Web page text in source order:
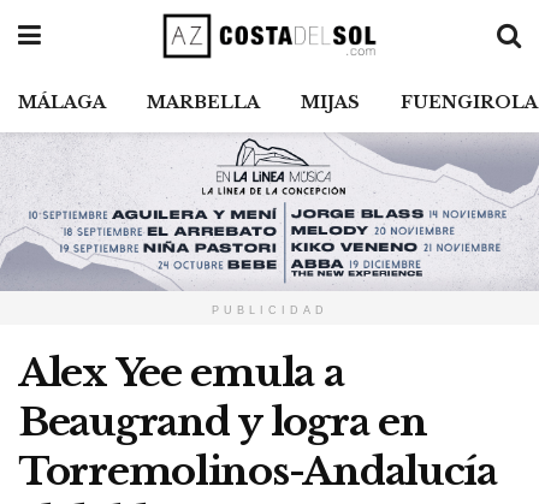
MÁLAGA MARBELLA MIJAS FUENGIROLA
PUBLICIDAD
Alex Yee emula a
Beaugrand y logra en
Torremolinos-Andalucía